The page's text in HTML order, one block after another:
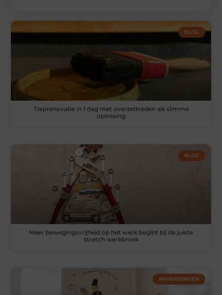
BLOG
Traprenovatie in 1 dag met overzettreden als slimme
oplossing
BLOG
Meer bewegingsvrijheid op het werk begint bij de juiste
stretch werkbroek
AANBIEDINGEN